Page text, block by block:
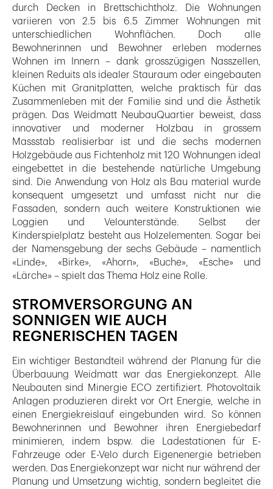
durch Decken in Brettschichtholz. Die Wohnungen
variieren von 2.5 bis 6.5 Zimmer Wohnungen mit
unterschiedlichen Wohnflächen. Doch alle
Bewohnerinnen und Bewohner erleben modernes
Wohnen im Innern – dank grosszügigen Nasszellen,
kleinen Reduits als idealer Stauraum oder eingebauten
Küchen mit Granitplatten, welche praktisch für das
Zusammenleben mit der Familie sind und die Ästhetik
prägen. Das Weidmatt NeubauQuartier beweist, dass
innovativer und moderner Holzbau in grossem
Massstab realisierbar ist und die sechs modernen
Holzgebäude aus Fichtenholz mit 120 Wohnungen ideal
eingebettet in die bestehende natürliche Umgebung
sind. Die Anwendung von Holz als Bau material wurde
konsequent umgesetzt und umfasst nicht nur die
Fassaden, sondern auch weitere Konstruktionen wie
Loggien und Velounterstände. Selbst der
Kinderspielplatz besteht aus Holzelementen. Sogar bei
der Namensgebung der sechs Gebäude – namentlich
«Linde», «Birke», «Ahorn», «Buche», «Esche» und
«Lärche» – spielt das Thema Holz eine Rolle.
STROMVERSORGUNG AN
SONNIGEN WIE AUCH
REGNERISCHEN TAGEN
Ein wichtiger Bestandteil während der Planung für die
Überbauung Weidmatt war das Energiekonzept. Alle
Neubauten sind Minergie ECO zertifiziert. Photovoltaik
Anlagen produzieren direkt vor Ort Energie, welche in
einen Energiekreislauf eingebunden wird. So können
Bewohnerinnen und Bewohner ihren Energiebedarf
minimieren, indem bspw. die Ladestationen für E-
Fahrzeuge oder E-Velo durch Eigenenergie betrieben
werden. Das Energiekonzept war nicht nur während der
Planung und Umsetzung wichtig, sondern begleitet die